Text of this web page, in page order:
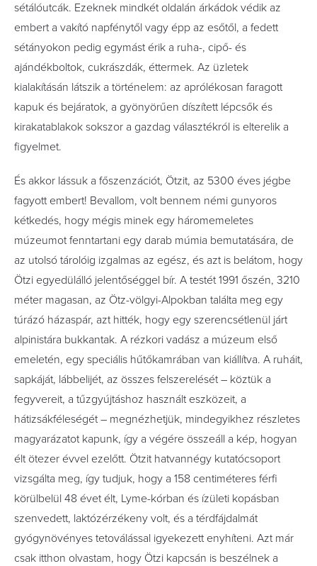
sétálóutcák. Ezeknek mindkét oldalán árkádok védik az
embert a vakító napfénytől vagy épp az esőtől, a fedett
sétányokon pedig egymást érik a ruha-, cipő- és
ajándékboltok, cukrászdák, éttermek. Az üzletek
kialakításán látszik a történelem: az aprólékosan faragott
kapuk és bejáratok, a gyönyörűen díszített lépcsők és
kirakatablakok sokszor a gazdag választékról is elterelik a
figyelmet.
És akkor lássuk a főszenzációt, Ötzit, az 5300 éves jégbe
fagyott embert! Bevallom, volt bennem némi gunyoros
kétkedés, hogy mégis minek egy háromemeletes
múzeumot fenntartani egy darab múmia bemutatására, de
az utolsó tárolóig izgalmas az egész, és azt is belátom, hogy
Ötzi egyedülálló jelentőséggel bír. A testét 1991 őszén, 3210
méter magasan, az Ötz-völgyi-Alpokban találta meg egy
túrázó házaspár, azt hitték, hogy egy szerencsétlenül járt
alpinistára bukkantak. A rézkori vadász a múzeum első
emeletén, egy speciális hűtőkamrában van kiállítva. A ruháit,
sapkáját, lábbelijét, az összes felszerelését – köztük a
fegyvereit, a tűzgyújtáshoz használt eszközeit, a
hátizsákféleségét – megnézhetjük, mindegyikhez részletes
magyarázatot kapunk, így a végére összeáll a kép, hogyan
élt ötezer évvel ezelőtt. Ötzit hatvannégy kutatócsoport
vizsgálta meg, így tudjuk, hogy a 158 centiméteres férfi
körülbelül 48 évet élt, Lyme-kórban és ízületi kopásban
szenvedett, laktózérzékeny volt, és a térdfájdalmát
gyógynövényes tetoválással igyekezett enyhíteni. Azt már
csak itthon olvastam, hogy Ötzi kapcsán is beszélnek a